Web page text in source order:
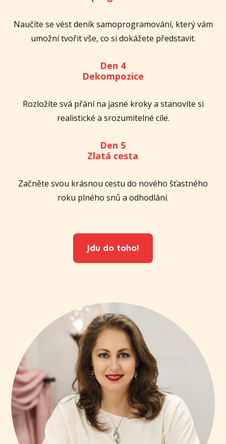
Naučíte se vést deník samoprogramování, který vám
umožní tvořit vše, co si dokážete představit.
Den 4
Dekompozice
Rozložíte svá přání na jasné kroky a stanovíte si
realistické a srozumitelné cíle.
Den 5
Zlatá cesta
Začněte svou krásnou cestu do nového šťastného
roku plného snů a odhodlání.
Jdu do toho!